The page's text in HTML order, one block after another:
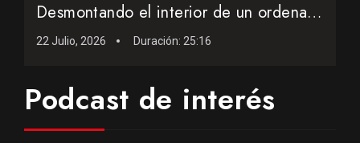
Desmontando el interior de un ordenador AMD de 25 años con...
22 Julio, 2026 Duración: 25:16
Podcast de interés